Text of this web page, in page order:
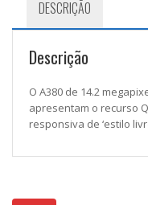
DESCRIÇÃO
Descrição
O A380 de 14.2
apresentam o recurso
responsiva de ‘estilo